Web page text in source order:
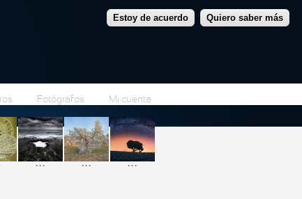
Estoy de acuerdo Quiero saber más
Fotógrafos Mi cuenta
... ... ...